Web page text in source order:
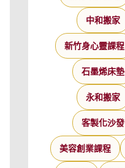
中和搬家
新竹身心靈課程
石墨烯床墊
永和搬家
客製化沙發
美容創業課程